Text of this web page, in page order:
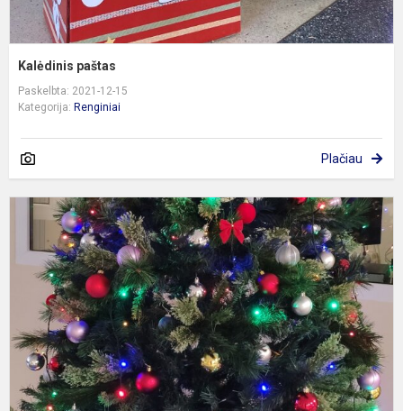
Kalėdinis paštas
Paskelbta: 2021-12-15
Kategorija: Renginiai
Plačiau